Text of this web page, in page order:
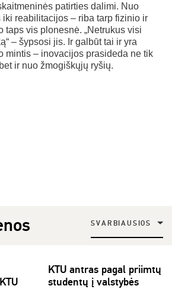
patirties dalimi. Nuo
reabilitacijos – riba tarp fizinio ir
taps vis plonesnė. „Netrukus visi
– šypsosi jis. Ir galbūt tai ir yra
mintis – inovacijos prasideda ne tik
ir nuo žmogiškųjų ryšių.
SVARBIAUSIOS
KTU antras pagal priimtų
studentų į valstybės